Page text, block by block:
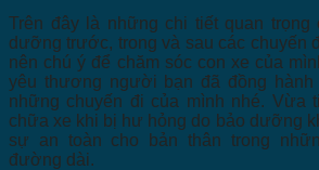
Trên đây là những chi tiết quan trọng
dưỡng trước, trong và sau các chuyến
nên chú ý để chăm sóc con xe của
yêu thương người bạn đã đồng hành
những chuyến đi của mình nhé. Vừa
chữa xe khi bị hư hỏng do bảo dưỡng
sự an toàn cho bản thân trong
đường dài.